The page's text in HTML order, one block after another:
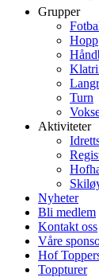
Grupper
Hopp
Turn
Aktiviteter
Nyheter
Bli medlem
Kontakt oss
Våre
Hof
Toppturer